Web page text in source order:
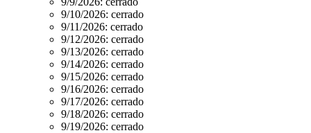
9/10/2026: cerrado
9/11/2026: cerrado
9/12/2026: cerrado
9/13/2026: cerrado
9/14/2026: cerrado
9/15/2026: cerrado
9/16/2026: cerrado
9/17/2026: cerrado
9/18/2026: cerrado
9/19/2026: cerrado